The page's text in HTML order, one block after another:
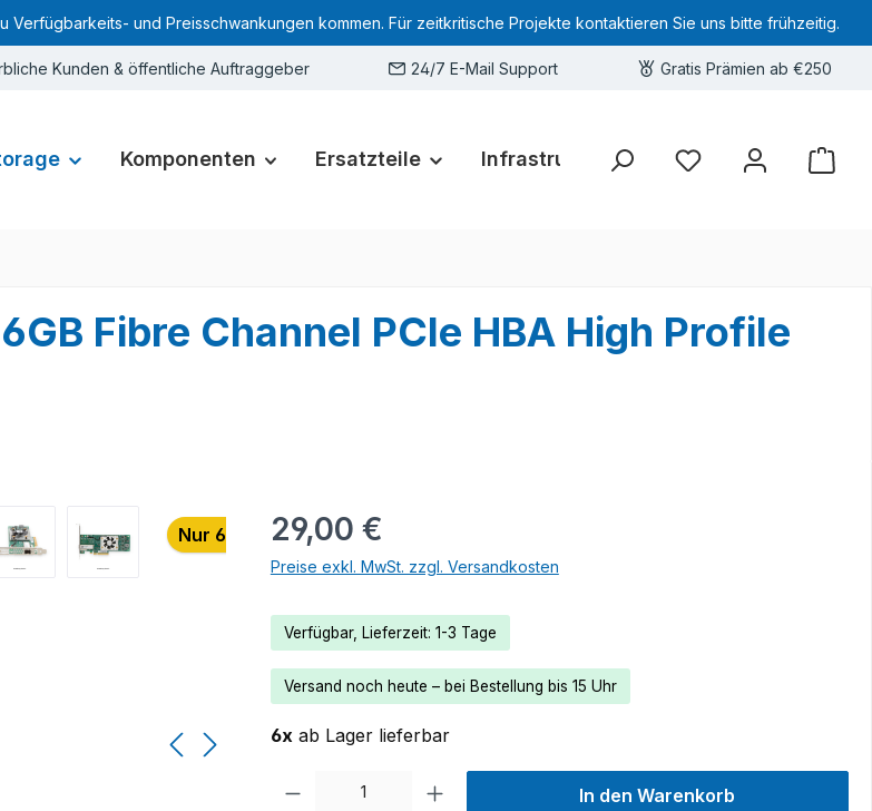
Verfügbarkeits- und Preisschwankungen kommen. Für zeitkritische Projekte kontaktieren Sie uns bitte frühzeitig.
Kunden & öffentliche Auftraggeber 24/7 E-Mail Support Gratis Prämien ab €250
Komponenten Ersatzteile Infrastruktur Hardware-Deals
Sie haben 0 Produkte
Fibre Channel PCIe HBA High Profile
Nur 6 auf Lager!29,00 €
Preise exkl. MwSt. zzgl. Versandkosten
Verfügbar, Lieferzeit: 1-3 Tage
Versand noch heute – bei Bestellung bis 15 Uhr
6x ab Lager lieferbar
Produkt Anzahl: Gib den gewünschten Wert ein oder benutze die Schaltflächen um die
In den Warenkorb